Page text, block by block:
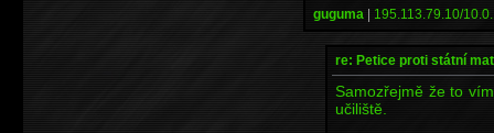
guguma | 195.113.79.10/
re: Petice proti státní
Samozřejmě že to
učiliště.